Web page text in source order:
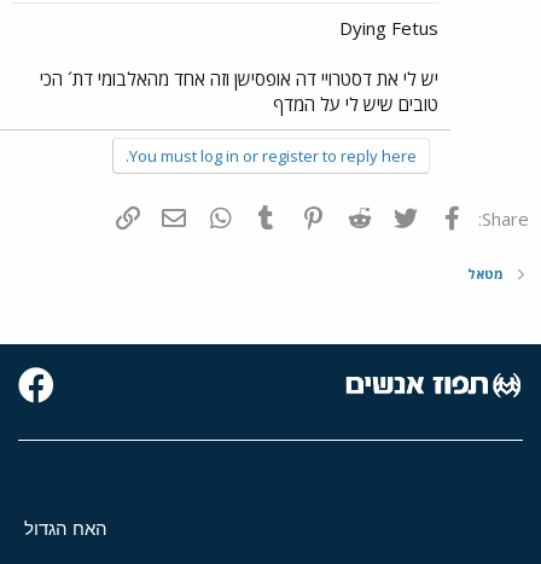
Dying Fetus
יש לי את דסטרויי דה אופסישן וזה אחד מהאלבומי דת´ הכי
טובים שיש לי על המדף
You must log in or register to reply here.
Share: פייסבוק Twitter
Reddit
Pinterest
Tumblr
WhatsAppדואר אלקטרוני
מטאל
האח הגדול